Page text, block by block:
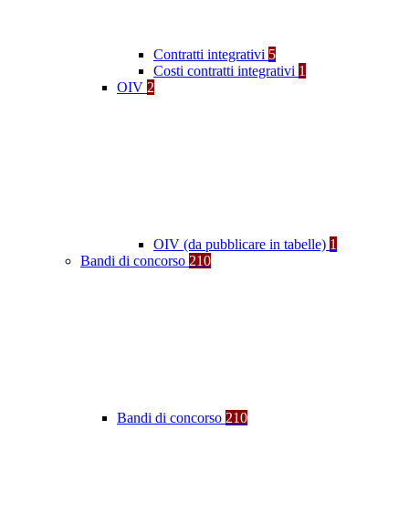
Contratti integrativi 5
Costi contratti integrativi 1
OIV 2
OIV (da pubblicare in tabelle) 1
Bandi di concorso 210
Bandi di concorso 210